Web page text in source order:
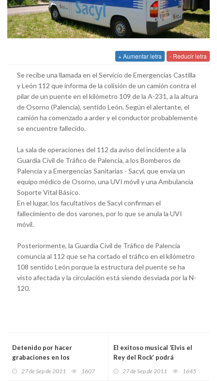
+ Aumentar letra - Reducir letra
Se recibe una llamada en el Servicio de Emergencias Castilla
y León 112 que informa de la colisión de un camión contra el
pilar de un puente en el kilómetro 109 de la A-231, a la altura
de Osorno (Palencia), sentido León. Según el alertante, el
camión ha comenzado a arder y el conductor probablemente
se encuentre fallecido.
La sala de operaciones del 112 da aviso del incidente a la
Guardia Civil de Tráfico de Palencia, a los Bomberos de
Palencia y a Emergencias Sanitarias - Sacyl, que envía un
equipo médico de Osorno, una UVI móvil y una Ambulancia
Soporte Vital Básico.
En el lugar, los facultativos de Sacyl confirman el
fallecimiento de dos varones, por lo que se anula la UVI
móvil.
Posteriormente, la Guardia Civil de Tráfico de Palencia
comuncia al 112 que se ha cortado el tráfico en el kilómetro
108 sentido León porque la estructura del puente se ha
visto afectada y la circulación está siendo desviada por la N-
120.
Detenido por hacer
grabaciones en los
centro deportivo de
27 de Sep de 2011 1607
El exitoso musical ‘Elvis el
Rey del Rock’ podrá
7 al 9 de octubre
27 de Sep de 2011 1645